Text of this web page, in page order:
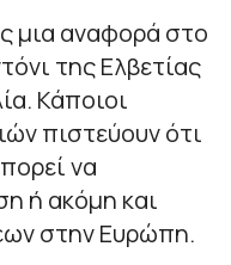
μια αναφορά στο
της Ελβετίας
Κάποιοι
πιστεύουν ότι
να
ή ακόμη και
στην Ευρώπη.